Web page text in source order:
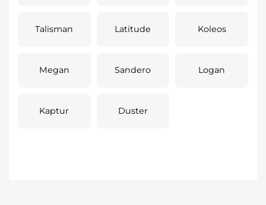
Talisman Latitude Koleos
Megan Sandero Logan
Kaptur Duster